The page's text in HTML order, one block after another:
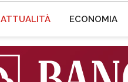
ATTUALITÀ ECONOMIA